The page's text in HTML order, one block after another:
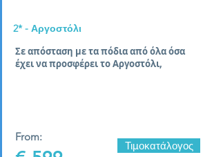
2* - Αργοστόλι
Σε απόσταση με τα πόδια από όλα όσα
έχει να προσφέρει το Αργοστόλι,
From:
Τιμοκατάλογος